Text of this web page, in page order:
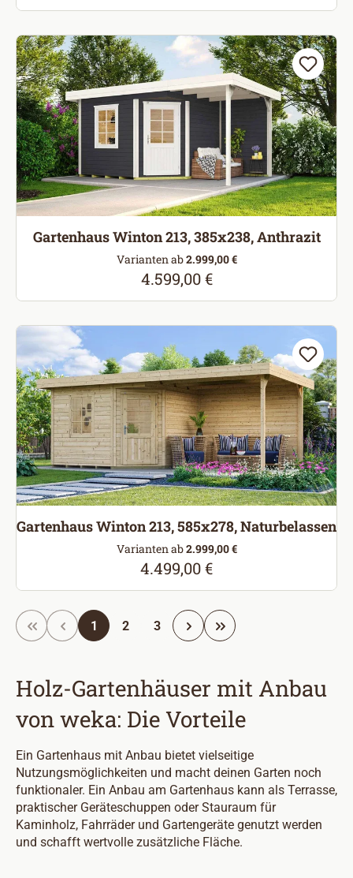
Gartenhaus Winton 213, 385x238, Anthrazit
Varianten ab2.999,00 €
Regulärer Preis:
4.599,00 €
Gartenhaus Winton 213, 585x278, Naturbelassen
Varianten ab2.999,00 €
Regulärer Preis:
4.499,00 €
Seite
1 Seite
2 Seite
3
Holz-Gartenhäuser mit Anbau
von weka: Die Vorteile
Ein Gartenhaus mit Anbau bietet vielseitige
Nutzungsmöglichkeiten und macht deinen Garten noch
funktionaler. Ein Anbau am Gartenhaus kann als Terrasse,
praktischer Geräteschuppen oder Stauraum für
Kaminholz, Fahrräder und Gartengeräte genutzt werden
und schafft wertvolle zusätzliche Fläche.